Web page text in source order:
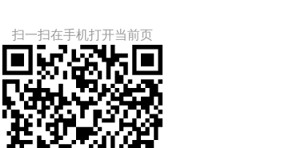
扫一扫在手机打开当前页